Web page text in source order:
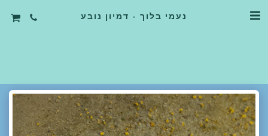
נעמי בלוך - דמיון נובע